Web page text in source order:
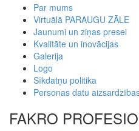
Par mums
Virtuālā PARAUGU ZĀLE
Jaunumi un ziņas presei
Kvalitāte un inovācijas
Galerija
Logo
Sīkdatņu politika
Personas datu
FAKRO